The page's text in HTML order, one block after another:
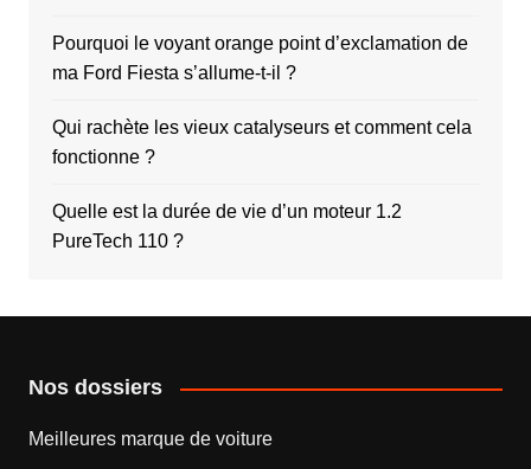
Pourquoi le voyant orange point d’exclamation de
ma Ford Fiesta s’allume-t-il ?
Qui rachète les vieux catalyseurs et comment cela
fonctionne ?
Quelle est la durée de vie d’un moteur 1.2
PureTech 110 ?
Nos dossiers
Meilleures marque de voiture